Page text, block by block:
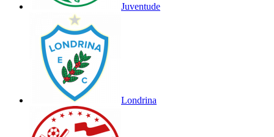
Juventude
Londrina